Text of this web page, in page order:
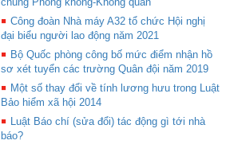
Công đoàn Nhà máy A32 tổ chức Hội nghị
đại biểu người lao động năm 2021
Bộ Quốc phòng công bố mức điểm nhận hồ
sơ xét tuyển các trường Quân đội năm 2019
Một số thay đổi về tính lương hưu trong Luật
Bảo hiểm xã hội 2014
Luật Báo chí (sửa đổi) tác động gì tới nhà
báo?